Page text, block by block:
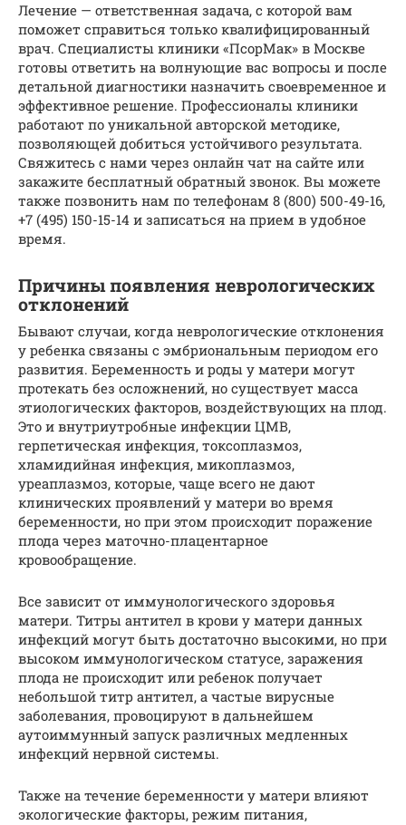
Лечение — ответственная задача, с которой вам
поможет справиться только квалифицированный
врач. Специалисты клиники «ПсорМак» в Москве
готовы ответить на волнующие вас вопросы и после
детальной диагностики назначить своевременное и
эффективное решение. Профессионалы клиники
работают по уникальной авторской методике,
позволяющей добиться устойчивого результата.
Свяжитесь с нами через онлайн чат на сайте или
закажите бесплатный обратный звонок. Вы можете
также позвонить нам по телефонам 8 (800) 500-49-16,
+7 (495) 150-15-14 и записаться на прием в удобное
время.
Причины появления неврологических
отклонений
Бывают случаи, когда неврологические отклонения
у ребенка связаны с эмбриональным периодом его
развития. Беременность и роды у матери могут
протекать без осложнений, но существует масса
этиологических факторов, воздействующих на плод.
Это и внутриутробные инфекции ЦМВ,
герпетическая инфекция, токсоплазмоз,
хламидийная инфекция, микоплазмоз,
уреаплазмоз, которые, чаще всего не дают
клинических проявлений у матери во время
беременности, но при этом происходит поражение
плода через маточно-плацентарное
кровообращение.
Все зависит от иммунологического здоровья
матери. Титры антител в крови у матери данных
инфекций могут быть достаточно высокими, но при
высоком иммунологическом статусе, заражения
плода не происходит или ребенок получает
небольшой титр антител, а частые вирусные
заболевания, провоцируют в дальнейшем
аутоиммунный запуск различных медленных
инфекций нервной системы.
Также на течение беременности у матери влияют
экологические факторы, режим питания,